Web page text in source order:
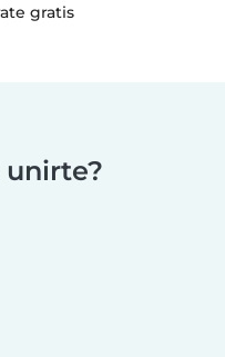
gratis
unirte?